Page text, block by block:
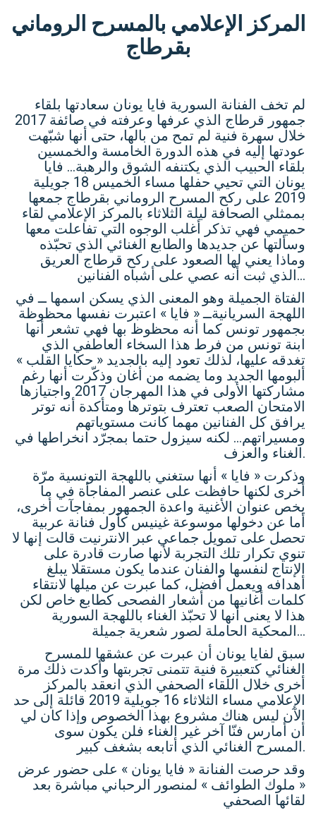
المركز الإعلامي بالمسرح الروماني
بقرطاج
لم تخف الفنانة السورية فايا يونان سعادتها بلقاء
جمهور قرطاج الذي عرفها وعرفته في صائفة 2017
خلال سهرة فنية لم تمح من بالها، حتى أنها شبّهت
عودتها إليه في هذه الدورة الخامسة والخمسين
بلقاء الحبيب الذي يكتنفه الشوق والرهبة… فايا
يونان التي تحيي حفلها مساء الخميس 18 جويلية
2019 على ركح المسرح الروماني بقرطاج جمعها
بممثلي الصحافة ليلة الثلاثاء بالمركز الإعلامي لقاء
حميمي فهي تذكر أغلب الوجوه التي تفاعلت معها
وسألتها عن جديدها والطابع الغنائي الذي تحبّذه
وماذا يعني لها الصعود على ركح قرطاج العريق
الذي ثبت أنه عصي على أشباه الفنانين…
الفتاة الجميلة وهو المعنى الذي يسكن اسمها ــ في
اللهجة السريانيةــ « فايا » اعتبرت نفسها محظوظة
بجمهور تونس كما أنه محظوظ بها فهي تشعر أنها
ابنة تونس من فرط هذا السخاء العاطفي الذي
تغدقه عليها، لذلك تعود إليه بالجديد « حكايا القلب »
ألبومها الجديد وما يضمه من أغان وذكّرت أنها رغم
مشاركتها الأولى في هذا المهرجان 2017 واجتيازها
الامتحان الصعب تعترف بتوترها ومتأكدة أنه توتر
يرافق كل الفنانين مهما كانت مستوياتهم
ومسيراتهم… لكنه سيزول حتما بمجرّد انخراطها في
الغناء والعزف.
وذكرت « فايا » أنها ستغني باللهجة التونسية مرّة
أخرى لكنها حافظت على عنصر المفاجأة في ما
يخص عنوان الأغنية واعدة الجمهور بمفاجآت أخرى،
أما عن دخولها موسوعة غينيس كأول فنانة عربية
تحصل على تمويل جماعي عبر الانترنيت قالت إنها لا
تنوي تكرار تلك التجربة لأنها صارت قادرة على
الإنتاج لنفسها والفنان عندما يكون مستقلا يبلغ
أهدافه ويعمل أفضل، كما عبرت عن ميلها لانتقاء
كلمات أغانيها من أشعار الفصحى كطابع خاص لكن
هذا لا يعنى أنها لا تحبّذ الغناء باللهجة السورية
المحكية الحاملة لصور شعرية جميلة…
سبق لفايا يونان أن عبرت عن عشقها للمسرح
الغنائي كتعبيرة فنية تتمنى تجربتها وأكدت ذلك مرة
أخرى خلال اللقاء الصحفي الذي انعقد بالمركز
الإعلامي مساء الثلاثاء 16 جويلية 2019 قائلة إلى حد
الآن ليس هناك مشروع بهذا الخصوص وإذا كان لي
أن أمارس فنّا آخر غير الغناء فلن يكون سوى
المسرح الغنائي الذي أتابعه بشغف كبير.
وقد حرصت الفنانة « فايا يونان » على حضور عرض
« ملوك الطوائف » لمنصور الرحباني مباشرة بعد
لقائها الصحفي